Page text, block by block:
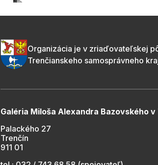
Organizácia je v zriaďovateľskej
Trenčianskeho samosprávneho
Galéria Miloša Alexandra Bazovského
Palackého 27
Trenčín
911 01